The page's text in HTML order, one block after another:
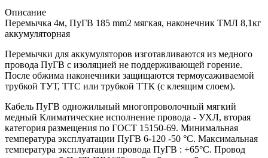
Описание
Перемычка 4м, ПуГВ 185 mm2 мягкая, наконечник ТМЛ 8,1кг
аккумуляторная
Перемычки для аккумуляторов изготавливаются из медного
провода ПуГВ с изоляцией не поддерживающей горение.
После обжима наконечники защищаются термоусаживаемой
трубкой ТУТ, ТТС или трубкой ТТК (с клеящим слоем).
Кабель ПуГВ одножильный многопроволочный мягкий
медный Климатические исполнение провода - УХЛ, вторая
категория размещения по ГОСТ 15150-69. Минимальная
температура эксплуатации ПуГВ 6-120 -50 °С. Максимальная
температура эксплуатации провода ПуГВ : +65°С. Провод